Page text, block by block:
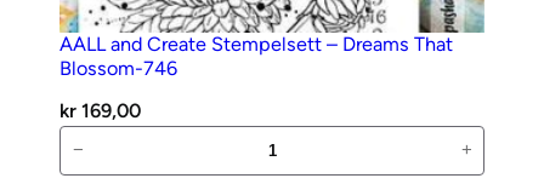
AALL and Create Stempelsett – Dreams That
Blossom-746
kr 169,00
and
− +